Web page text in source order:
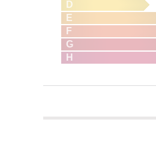
D
E
F
G
H